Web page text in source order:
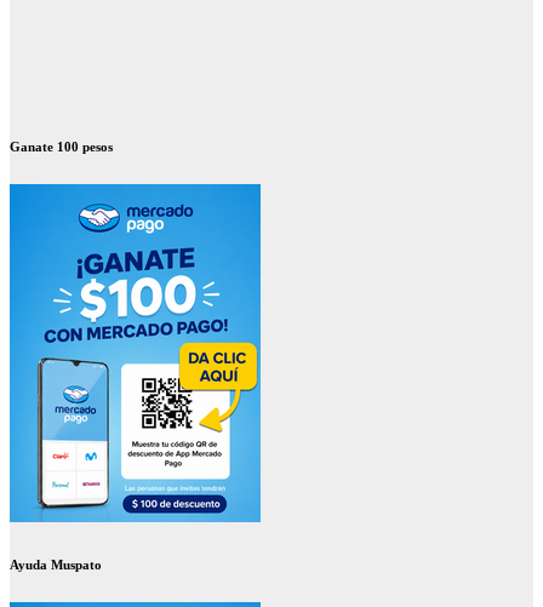
Ganate 100 pesos
Ayuda Muspato